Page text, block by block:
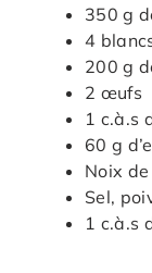
350 g
4
200 g
2 œufs
1 c.à.s
60 g
Noix
Sel,
1 c.à.s